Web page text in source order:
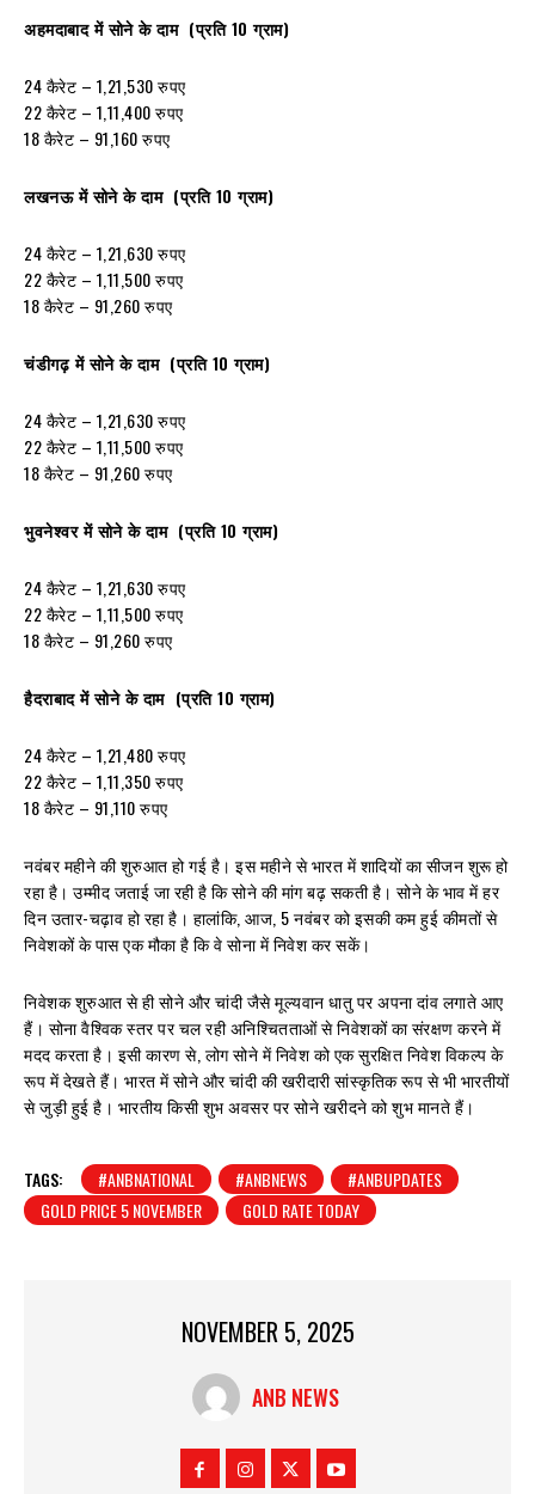
अहमदाबाद में सोने के दाम (प्रति 10 ग्राम)
24 कैरेट – 1,21,530 रुपए
22 कैरेट – 1,11,400 रुपए
18 कैरेट – 91,160 रुपए
लखनऊ में सोने के दाम (प्रति 10 ग्राम)
24 कैरेट – 1,21,630 रुपए
22 कैरेट – 1,11,500 रुपए
18 कैरेट – 91,260 रुपए
चंडीगढ़ में सोने के दाम (प्रति 10 ग्राम)
24 कैरेट – 1,21,630 रुपए
22 कैरेट – 1,11,500 रुपए
18 कैरेट – 91,260 रुपए
भुवनेश्वर में सोने के दाम (प्रति 10 ग्राम)
24 कैरेट – 1,21,630 रुपए
22 कैरेट – 1,11,500 रुपए
18 कैरेट – 91,260 रुपए
हैदराबाद में सोने के दाम (प्रति 10 ग्राम)
24 कैरेट – 1,21,480 रुपए
22 कैरेट – 1,11,350 रुपए
18 कैरेट – 91,110 रुपए
नवंबर महीने की शुरुआत हो गई है। इस महीने से भारत में शादियों का सीजन शुरू हो
रहा है। उम्मीद जताई जा रही है कि सोने की मांग बढ़ सकती है। सोने के भाव में हर
दिन उतार-चढ़ाव हो रहा है। हालांकि, आज, 5 नवंबर को इसकी कम हुई कीमतों से
निवेशकों के पास एक मौका है कि वे सोना में निवेश कर सकें।
निवेशक शुरुआत से ही सोने और चांदी जैसे मूल्यवान धातु पर अपना दांव लगाते आए
हैं। सोना वैश्विक स्तर पर चल रही अनिश्चितताओं से निवेशकों का संरक्षण करने में
मदद करता है। इसी कारण से, लोग सोने में निवेश को एक सुरक्षित निवेश विकल्प के
रूप में देखते हैं। भारत में सोने और चांदी की खरीदारी सांस्कृतिक रूप से भी भारतीयों
से जुड़ी हुई है। भारतीय किसी शुभ अवसर पर सोने खरीदने को शुभ मानते हैं।
TAGS: #ANBNATIONAL #ANBNEWS
#ANBUPDATES
GOLD PRICE 5 NOVEMBER
GOLD RATE TODAY
NOVEMBER 5, 2025
ANB NEWS